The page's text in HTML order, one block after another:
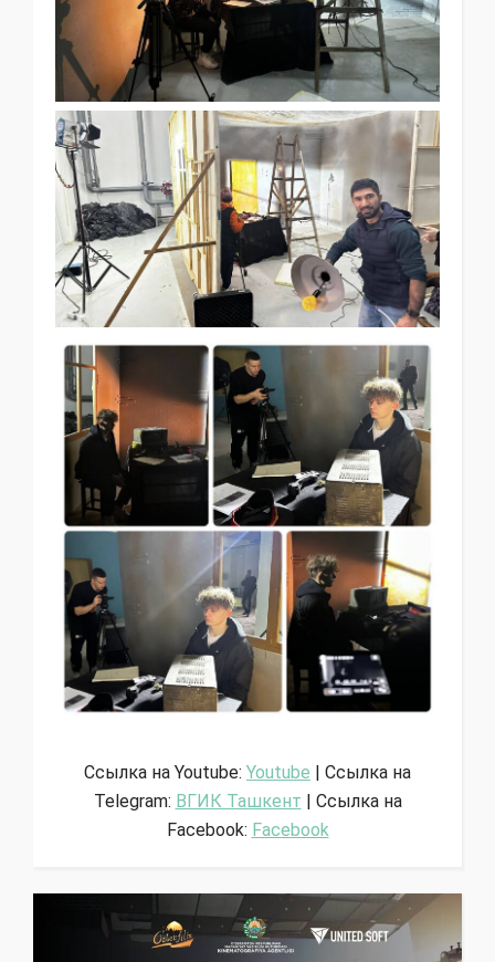
Ссылка на Youtube: Youtube | Ссылка на
Telegram: ВГИК Ташкент | Ссылка на
Facebook: Facebook